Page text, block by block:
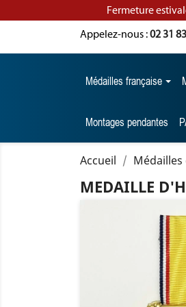
Fermeture
Appelez-nous :02 31
Médailles française
Montages pendantes
Accueil
MEDAILLE